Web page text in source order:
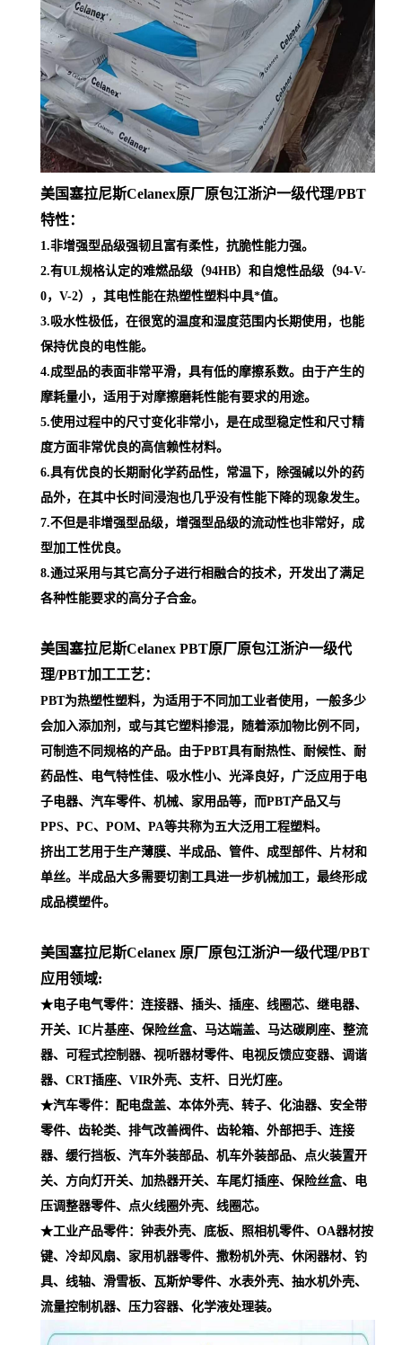
美国塞拉尼斯Celanex原厂原包江浙沪一级代理/PBT
特性：
1.非增强型品级强韧且富有柔性，抗脆性能力强。
2.有UL规格认定的难燃品级（94HB）和自熄性品级（94-V-
0，V-2），其电性能在热塑性塑料中具*值。
3.吸水性极低，在很宽的温度和湿度范围内长期使用，也能
保持优良的电性能。
4.成型品的表面非常平滑，具有低的摩擦系数。由于产生的
摩耗量小，适用于对摩擦磨耗性能有要求的用途。
5.使用过程中的尺寸变化非常小，是在成型稳定性和尺寸精
度方面非常优良的高信赖性材料。
6.具有优良的长期耐化学药品性，常温下，除强碱以外的药
品外，在其中长时间浸泡也几乎没有性能下降的现象发生。
7.不但是非增强型品级，增强型品级的流动性也非常好，成
型加工性优良。
8.通过采用与其它高分子进行相融合的技术，开发出了满足
各种性能要求的高分子合金。
美国塞拉尼斯Celanex PBT原厂原包江浙沪一级代
理/PBT加工工艺：
PBT为热塑性塑料，为适用于不同加工业者使用，一般多少
会加入添加剂，或与其它塑料掺混，随着添加物比例不同，
可制造不同规格的产品。由于PBT具有耐热性、耐候性、耐
药品性、电气特性佳、吸水性小、光泽良好，广泛应用于电
子电器、汽车零件、机械、家用品等，而PBT产品又与
PPS、PC、POM、PA等共称为五大泛用工程塑料。
挤出工艺用于生产薄膜、半成品、管件、成型部件、片材和
单丝。半成品大多需要切割工具进一步机械加工，最终形成
成品模塑件。
美国塞拉尼斯Celanex 原厂原包江浙沪一级代理/PBT
应用领域:
★电子电气零件：连接器、插头、插座、线圈芯、继电器、
开关、IC片基座、保险丝盒、马达端盖、马达碳刷座、整流
器、可程式控制器、视听器材零件、电视反馈应变器、调谐
器、CRT插座、VIR外壳、支杆、日光灯座。
★汽车零件：配电盘盖、本体外壳、转子、化油器、安全带
零件、齿轮类、排气改善阀件、齿轮箱、外部把手、连接
器、缓行挡板、汽车外装部品、机车外装部品、点火装置开
关、方向灯开关、加热器开关、车尾灯插座、保险丝盒、电
压调整器零件、点火线圈外壳、线圈芯。
★工业产品零件：钟表外壳、底板、照相机零件、OA器材按
键、冷却风扇、家用机器零件、撒粉机外壳、休闲器材、钓
具、线轴、滑雪板、瓦斯炉零件、水表外壳、抽水机外壳、
流量控制机器、压力容器、化学液处理装。